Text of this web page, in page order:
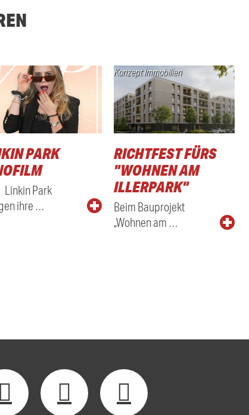
PARK
Linkin Park
ihre …
Konzept Immobilien
RICHTFEST FÜRS
"WOHNEN AM
ILLERPARK"
Beim Bauprojekt
„Wohnen am …